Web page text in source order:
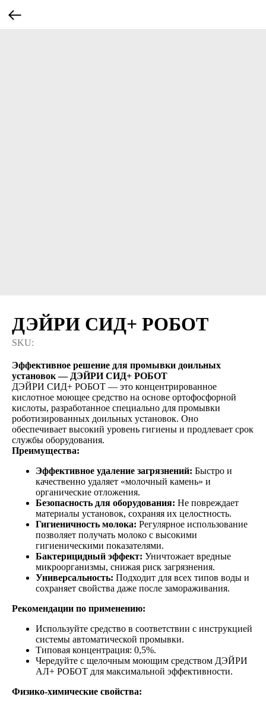
ДЭЙРИ СИД+ РОБОТ
SKU:
Эффективное решение для промывки доильных
установок — ДЭЙРИ СИД+ РОБОТ
ДЭЙРИ СИД+ РОБОТ — это концентрированное
кислотное моющее средство на основе ортофосфорной
кислоты, разработанное специально для промывки
роботизированных доильных установок. Оно
обеспечивает высокий уровень гигиены и продлевает срок
службы оборудования.
Преимущества:
Эффективное удаление загрязнений: Быстро и
качественно удаляет «молочный камень» и
органические отложения.
Безопасность для оборудования: Не повреждает
материалы установок, сохраняя их целостность.
Гигиеничность молока: Регулярное использование
позволяет получать молоко с высокими
гигиеническими показателями.
Бактерицидный эффект: Уничтожает вредные
микроорганизмы, снижая риск загрязнения.
Универсальность: Подходит для всех типов воды и
сохраняет свойства даже после замораживания.
Рекомендации по применению:
Используйте средство в соответствии с инструкцией
системы автоматической промывки.
Типовая концентрация: 0,5%.
Чередуйте с щелочным моющим средством ДЭЙРИ
АЛ+ РОБОТ для максимальной эффективности.
Физико-химические свойства: